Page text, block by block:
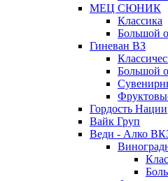
МЕЦ СЮНИК
Классика
Большой
Гиневан ВЗ
Большой
Гордость Нации
Вайк Груп
Веди - Алко